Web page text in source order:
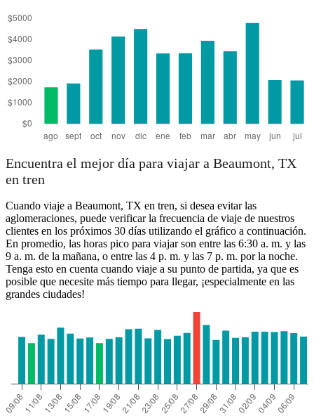
Encuentra el mejor día para viajar a Beaumont, TX
en tren
Cuando viaje a Beaumont, TX en tren, si desea evitar las
aglomeraciones, puede verificar la frecuencia de viaje de nuestros
clientes en los próximos 30 días utilizando el gráfico a continuación.
En promedio, las horas pico para viajar son entre las 6:30 a. m. y las
9 a. m. de la mañana, o entre las 4 p. m. y las 7 p. m. por la noche.
Tenga esto en cuenta cuando viaje a su punto de partida, ya que es
posible que necesite más tiempo para llegar, ¡especialmente en las
grandes ciudades!